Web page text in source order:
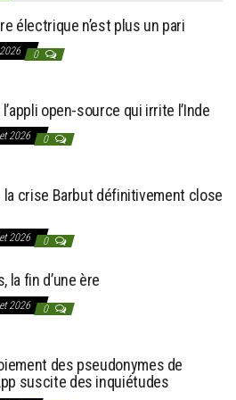
électrique n’est plus un pari
0
l’appli open-source qui irrite l’Inde
2026 0
la crise Barbut définitivement close
2026 0
la fin d’une ère
2026 0
des pseudonymes de
suscite des inquiétudes